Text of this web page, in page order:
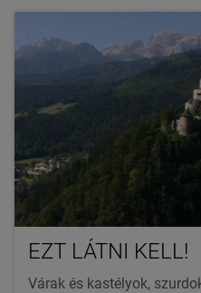
EZT LÁTNI KELL!
Várak és kastélyok,